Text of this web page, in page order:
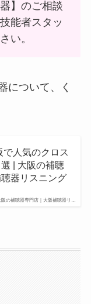
】のご相談
能者スタッ
い。
について、く
阪の補聴器専門店｜大阪補聴器リ…
で人気のクロス
| 大阪の補聴
器リスニング